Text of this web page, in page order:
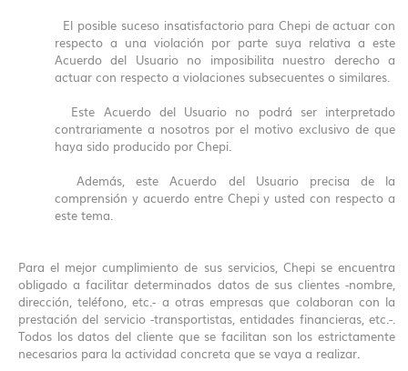
El posible suceso insatisfactorio para Chepi de actuar con
respecto a una violación por parte suya relativa a este
Acuerdo del Usuario no imposibilita nuestro derecho a
actuar con respecto a violaciones subsecuentes o similares.
Este Acuerdo del Usuario no podrá ser interpretado
contrariamente a nosotros por el motivo exclusivo de que
haya sido producido por Chepi.
Además, este Acuerdo del Usuario precisa de la
comprensión y acuerdo entre Chepi y usted con respecto a
este tema.
Para el mejor cumplimiento de sus servicios, Chepi se encuentra
obligado a facilitar determinados datos de sus clientes -nombre,
dirección, teléfono, etc.- a otras empresas que colaboran con la
prestación del servicio -transportistas, entidades financieras, etc.-.
Todos los datos del cliente que se facilitan son los estrictamente
necesarios para la actividad concreta que se vaya a realizar.